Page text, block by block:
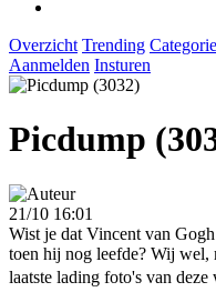
Overzicht Trending
Aanmelden Insturen
Picdump
21/10 16:01
Wist je dat Vincent van
toen hij nog leefde? Wij
laatste lading foto's van